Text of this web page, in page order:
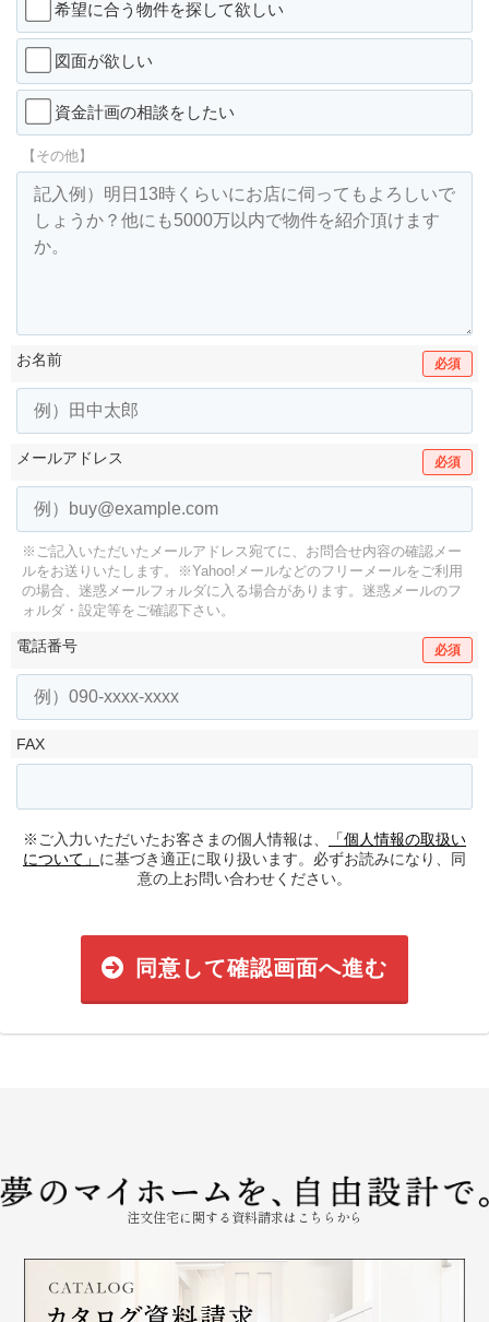
希望に合う物件を探して欲しい
図面が欲しい
資金計画の相談をしたい
【その他】
お名前 必須
メールアドレス 必須
※ご記入いただいたメールアドレス宛てに、お問合せ内容の確認メー
ルをお送りいたします。
※Yahoo!メールなどのフリーメールをご利用
の場合、迷惑メールフォルダに入る場合があります。 迷惑メールのフ
ォルダ・設定等をご確認下さい。
電話番号 必須
FAX
※ご入力いただいたお客さまの個人情報は、
「個人情報の取扱い
について」 に基づき適正に取り扱います。必ずお読みになり、同
意の上お問い合わせください。
同意して確認画面へ進む
注文住宅に関する資料請求はこちらから